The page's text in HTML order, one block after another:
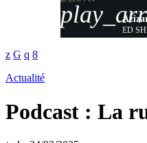
ED
Actualité
Podcast : La